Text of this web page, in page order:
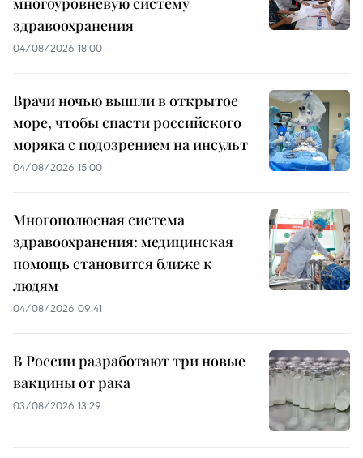
здравоохранения
04/08/2026 18:00
Врачи ночью вышли в открытое
море, чтобы спасти российского
моряка с подозрением на инсульт
04/08/2026 15:00
Многополюсная система
здравоохранения: медицинская
помощь становится ближе к
людям
04/08/2026 09:41
В России разработают три новые
вакцины от рака
03/08/2026 13:29